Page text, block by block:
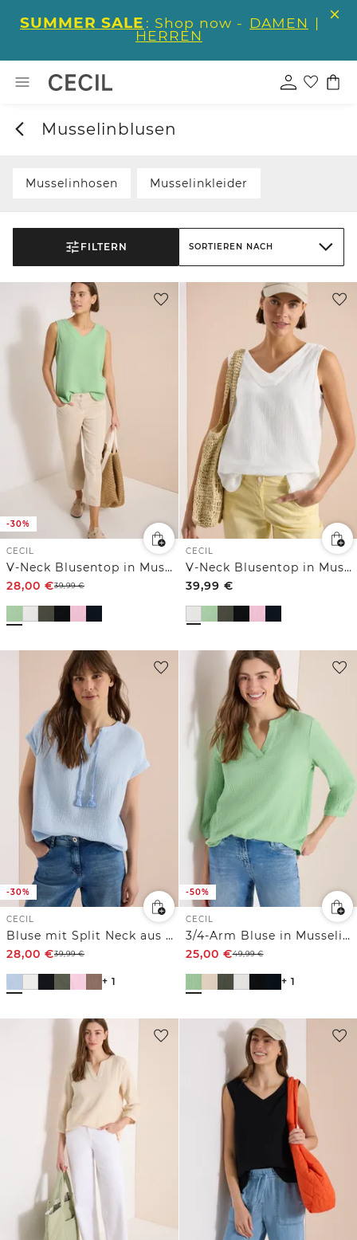
SUMMER SALE : Shop now - DAMEN |
HERREN
Musselinblusen
Musselinhosen Musselinkleider
FILTERN SORTIEREN NACH
-30%
CECIL
V-Neck Blusentop in Musselin-Qualität
28,00 €39,99€
CECIL
V-Neck Blusentop in Musselin-Qualität
39,99 €
-30%
CECIL
Bluse mit Split Neck aus Musselinstoff
28,00 €39,99€
+ 1
-50%
CECIL
3/4-Arm Bluse in Musselin-Qualität
25,00 €49,99€
+ 1